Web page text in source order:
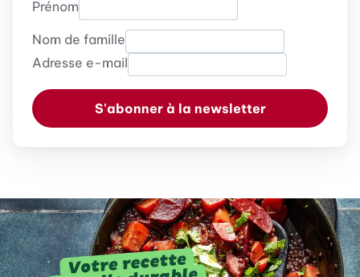
Prénom
Nom de famille
Adresse e-mail
S'abonner à la newsletter